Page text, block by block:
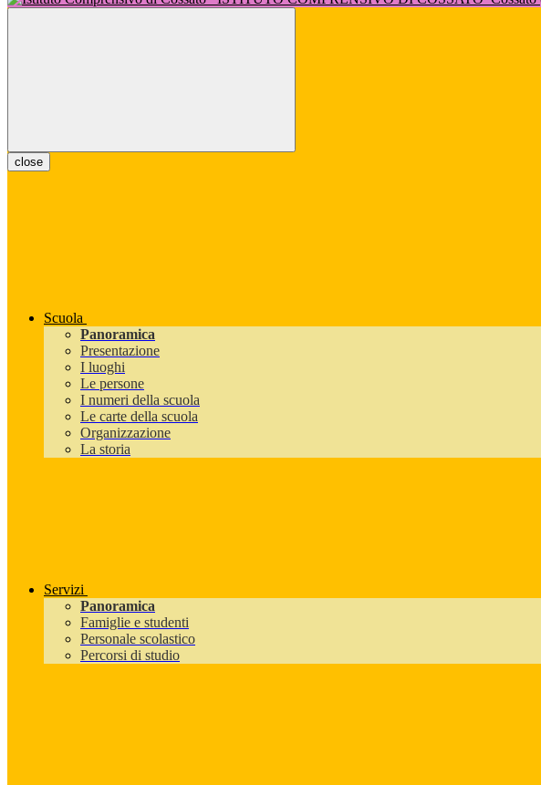
close
Scuola
Panoramica
Presentazione
I luoghi
Le persone
I numeri della scuola
Le carte della scuola
Organizzazione
La storia
Servizi
Panoramica
Famiglie e studenti
Personale scolastico
Percorsi di studio